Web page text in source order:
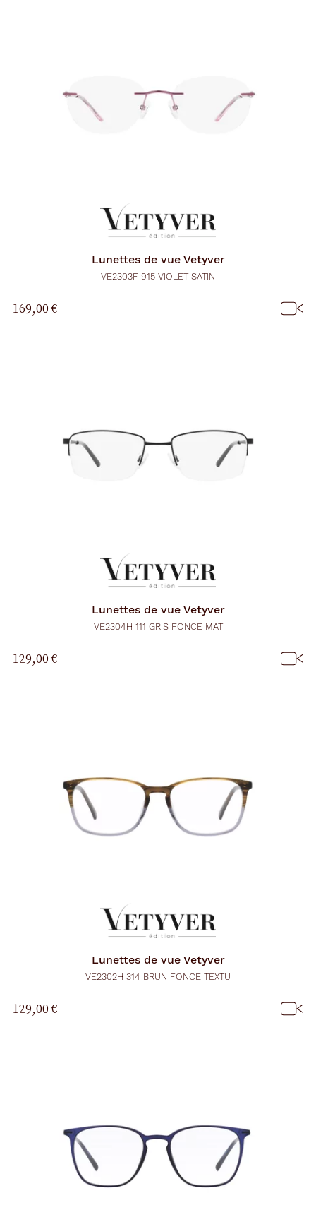
Lunettes de vue Vetyver
VE2303F 915 VIOLET SATIN
169,00 €
Lunettes de vue Vetyver
VE2304H 111 GRIS FONCE MAT
129,00 €
Lunettes de vue Vetyver
VE2302H 314 BRUN FONCE TEXTU
129,00 €